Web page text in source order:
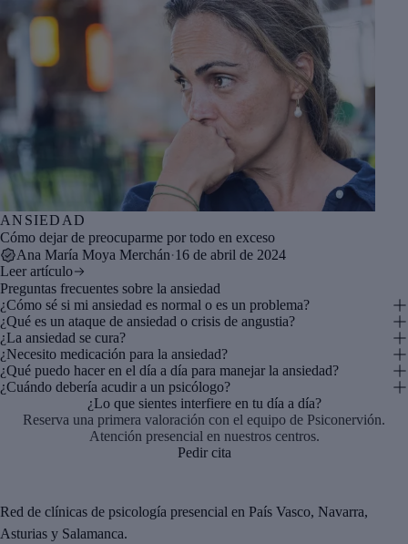
ANSIEDAD
Cómo dejar de preocuparme por todo en exceso
Ana María Moya Merchán·16 de abril de 2024
Leer artículo
Preguntas frecuentes sobre la ansiedad
¿Cómo sé si mi ansiedad es normal o es un problema?
¿Qué es un ataque de ansiedad o crisis de angustia?
¿La ansiedad se cura?
¿Necesito medicación para la ansiedad?
¿Qué puedo hacer en el día a día para manejar la ansiedad?
¿Cuándo debería acudir a un psicólogo?
¿Lo que sientes interfiere en tu día a día?
Reserva una primera valoración con el equipo de Psiconervión.
Atención presencial en nuestros centros.
Pedir cita
Red de clínicas de psicología presencial en País Vasco, Navarra,
Asturias y Salamanca.